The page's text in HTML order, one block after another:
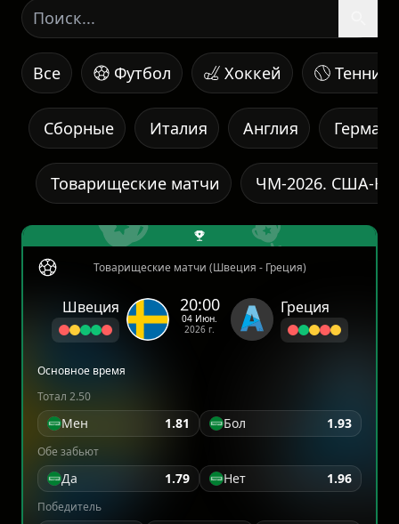
Все Футбол Хоккей Теннис
Италия
Сборные Англия
ЧМ-2026. США-
Товарищеские матчи
Товарищеские матчи (Швеция - Греция)
Швеция 20:00
04 Июн.
2026 г.
Греция
Основное время
Тотал 2.50
Мен 1.81 Бол 1.93
Обе забьют
Да 1.79 Нет 1.96
Победитель